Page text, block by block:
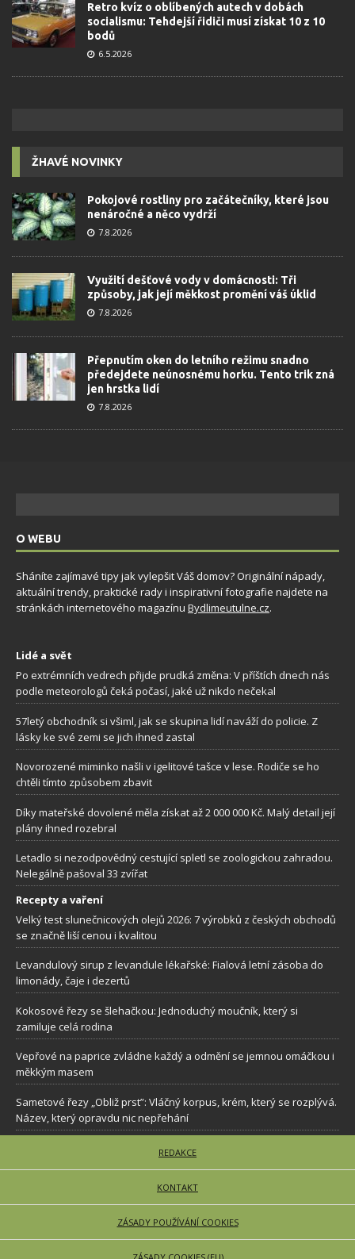
Retro kvíz o oblíbených autech v dobách
socialismu: Tehdejší řidiči musí získat 10 z 10
bodů
6.5.2026
ŽHAVÉ NOVINKY
Pokojové rostliny pro začátečníky, které jsou
nenáročné a něco vydrží
7.8.2026
Využití dešťové vody v domácnosti: Tři
způsoby, jak její měkkost promění váš úklid
7.8.2026
Přepnutím oken do letního režimu snadno
předejdete neúnosnému horku. Tento trik zná
jen hrstka lidí
7.8.2026
O WEBU
Sháníte zajímavé tipy jak vylepšit Váš domov? Originální nápady,
aktuální trendy, praktické rady i inspirativní fotografie najdete na
stránkách internetového magazínu Bydlimeutulne.cz.
Lidé a svět
Po extrémních vedrech přijde prudká změna: V příštích dnech nás
podle meteorologů čeká počasí, jaké už nikdo nečekal
57letý obchodník si všiml, jak se skupina lidí naváží do policie. Z
lásky ke své zemi se jich ihned zastal
Novorozené miminko našli v igelitové tašce v lese. Rodiče se ho
chtěli tímto způsobem zbavit
Díky mateřské dovolené měla získat až 2 000 000 Kč. Malý detail její
plány ihned rozebral
Letadlo si nezodpovědný cestující spletl se zoologickou zahradou.
Nelegálně pašoval 33 zvířat
Recepty a vaření
Velký test slunečnicových olejů 2026: 7 výrobků z českých obchodů
se značně liší cenou i kvalitou
Levandulový sirup z levandule lékařské: Fialová letní zásoba do
limonády, čaje i dezertů
Kokosové řezy se šlehačkou: Jednoduchý moučník, který si
zamiluje celá rodina
Vepřové na paprice zvládne každý a odmění se jemnou omáčkou i
měkkým masem
Sametové řezy „Obliž prst”: Vláčný korpus, krém, který se rozplývá.
Název, který opravdu nic nepřehání
REDAKCE
KONTAKT
ZÁSADY POUŽÍVÁNÍ COOKIES